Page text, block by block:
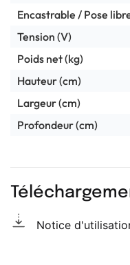
Encastrable / Pose
Tension (V)
Poids net (kg)
Hauteur (cm)
Largeur (cm)
Profondeur (cm)
Notice